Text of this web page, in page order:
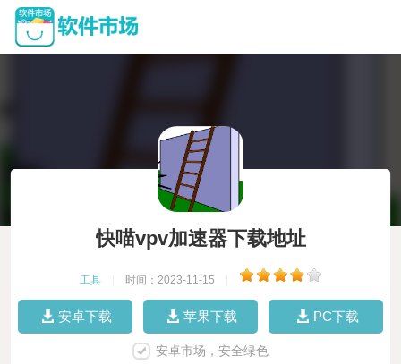
快喵vpv加速器下载地址
工具 时间：2023-11-15
安卓下载 苹果下载 PC下载
安卓市场，安全绿色